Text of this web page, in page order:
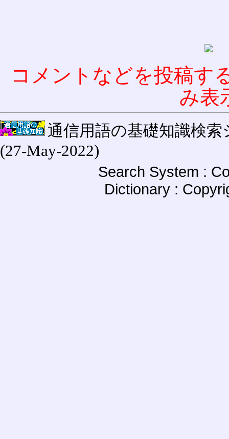
コメントなどを投稿す
み表
通信用語の基礎知識検索
(27-May-2022)
Search System :
Dictionary :